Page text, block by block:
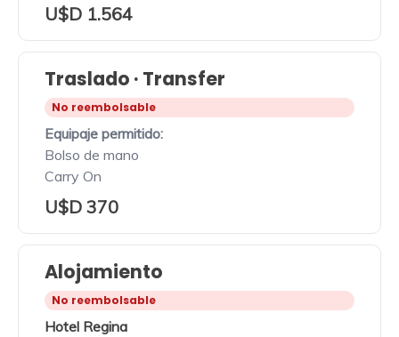
U$D 1.564
Traslado · Transfer
No reembolsable
Equipaje permitido:
Bolso de mano
Carry On
U$D 370
Alojamiento
No reembolsable
Hotel Regina